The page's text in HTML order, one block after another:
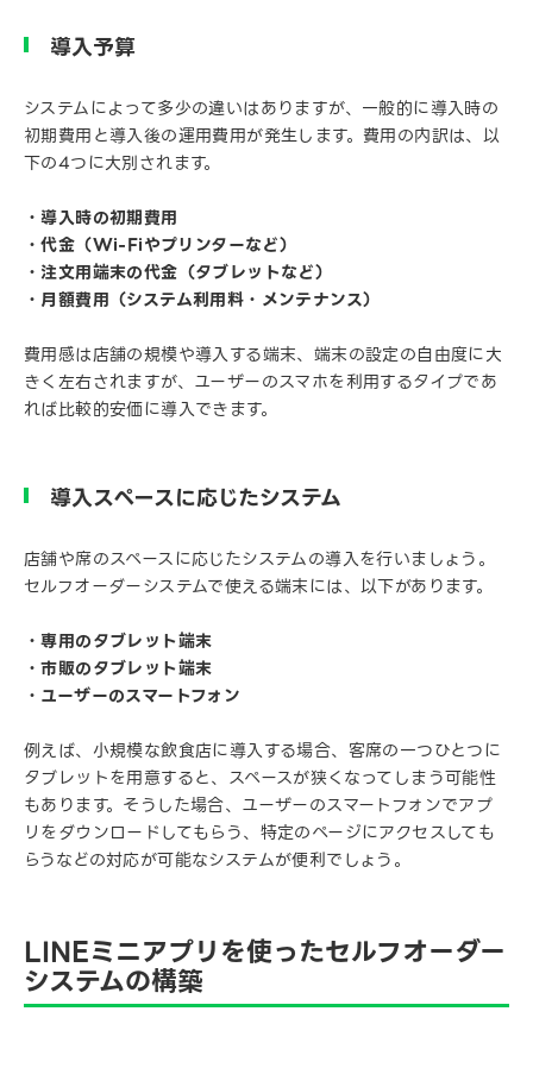
導入予算
システムによって多少の違いはありますが、一般的に導入時の
初期費用と導入後の運用費用が発生します。費用の内訳は、以
下の4つに大別されます。
・導入時の初期費用
・代金（Wi-Fiやプリンターなど）
・注文用端末の代金（タブレットなど）
・月額費用（システム利用料・メンテナンス）
費用感は店舗の規模や導入する端末、端末の設定の自由度に大
きく左右されますが、ユーザーのスマホを利用するタイプであ
れば比較的安価に導入できます。
導入スペースに応じたシステム
店舗や席のスペースに応じたシステムの導入を行いましょう。
セルフオーダーシステムで使える端末には、以下があります。
・専用のタブレット端末
・市販のタブレット端末
・ユーザーのスマートフォン
例えば、小規模な飲食店に導入する場合、客席の一つひとつに
タブレットを用意すると、スペースが狭くなってしまう可能性
もあります。そうした場合、ユーザーのスマートフォンでアプ
リをダウンロードしてもらう、特定のページにアクセスしても
らうなどの対応が可能なシステムが便利でしょう。
LINEミニアプリを使ったセルフオーダー
システムの構築